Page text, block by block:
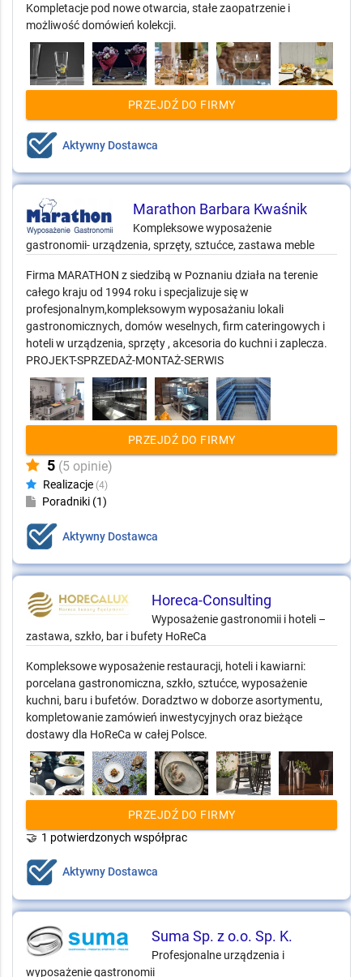
Kompletacje pod nowe otwarcia, stałe zaopatrzenie i
możliwość domówień kolekcji.
PRZEJDŹ DO FIRMY
Aktywny Dostawca
Marathon Barbara Kwaśnik
Kompleksowe wyposażenie
gastronomii- urządzenia, sprzęty, sztućce, zastawa meble
Firma MARATHON z siedzibą w Poznaniu działa na terenie
całego kraju od 1994 roku i specjalizuje się w
profesjonalnym,kompleksowym wyposażaniu lokali
gastronomicznych, domów weselnych, firm cateringowych i
hoteli w urządzenia, sprzęty , akcesoria do kuchni i zaplecza.
PROJEKT-SPRZEDAŻ-MONTAŻ-SERWIS
PRZEJDŹ DO FIRMY
5 (5 opinie)
Realizacje (4)
Poradniki (1)
Aktywny Dostawca
Horeca-Consulting
Wyposażenie gastronomii i hoteli –
zastawa, szkło, bar i bufety HoReCa
Kompleksowe wyposażenie restauracji, hoteli i kawiarni:
porcelana gastronomiczna, szkło, sztućce, wyposażenie
kuchni, baru i bufetów. Doradztwo w doborze asortymentu,
kompletowanie zamówień inwestycyjnych oraz bieżące
dostawy dla HoReCa w całej Polsce.
PRZEJDŹ DO FIRMY
🤝 1 potwierdzonych współprac
Aktywny Dostawca
Suma Sp. z o.o. Sp. K.
Profesjonalne urządzenia i
wyposażenie gastronomii